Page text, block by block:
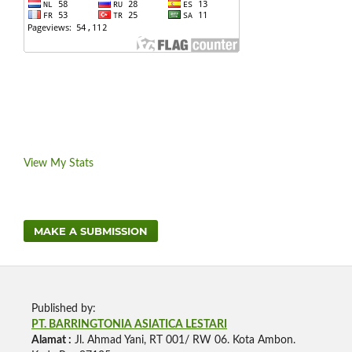
View My Stats
MAKE A SUBMISSION
Published by:
PT. BARRINGTONIA ASIATICA LESTARI
Alamat : Jl. Ahmad Yani, RT 001/ RW 06. Kota Ambon.